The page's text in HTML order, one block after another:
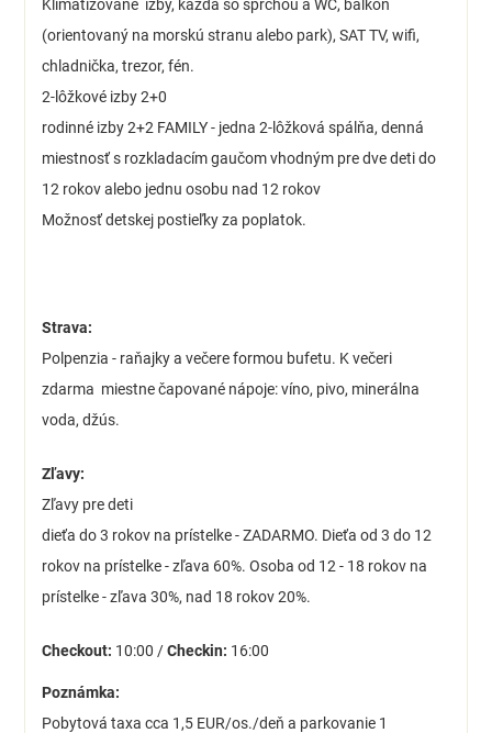
Klimatizované izby, každá so sprchou a WC, balkón
(orientovaný na morskú stranu alebo park), SAT TV, wifi,
chladnička, trezor, fén.
2-lôžkové izby 2+0
rodinné izby 2+2 FAMILY - jedna 2-lôžková spálňa, denná
miestnosť s rozkladacím gaučom vhodným pre dve deti do
12 rokov alebo jednu osobu nad 12 rokov
Možnosť detskej postieľky za poplatok.
Strava:
Polpenzia - raňajky a večere formou bufetu. K večeri
zdarma miestne čapované nápoje: víno, pivo, minerálna
voda, džús.
Zľavy:
Zľavy pre deti
dieťa do 3 rokov na prístelke - ZADARMO. Dieťa od 3 do 12
rokov na prístelke - zľava 60%. Osoba od 12 - 18 rokov na
prístelke - zľava 30%, nad 18 rokov 20%.
Checkout: 10:00 /Checkin: 16:00
Poznámka:
Pobytová taxa cca 1,5 EUR/os./deň a parkovanie 1